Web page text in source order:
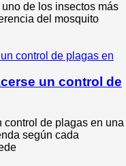
de los insectos más
del mosquito
un control de
control de plagas en una
según cada